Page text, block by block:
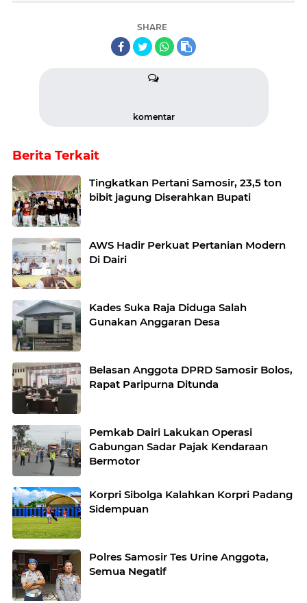
SHARE
komentar
Berita Terkait
Tingkatkan Pertani Samosir, 23,5 ton
bibit jagung Diserahkan Bupati
AWS Hadir Perkuat Pertanian Modern
Di Dairi
Kades Suka Raja Diduga Salah
Gunakan Anggaran Desa
Belasan Anggota DPRD Samosir Bolos,
Rapat Paripurna Ditunda
Pemkab Dairi Lakukan Operasi
Gabungan Sadar Pajak Kendaraan
Bermotor
Korpri Sibolga Kalahkan Korpri Padang
Sidempuan
Polres Samosir Tes Urine Anggota,
Semua Negatif